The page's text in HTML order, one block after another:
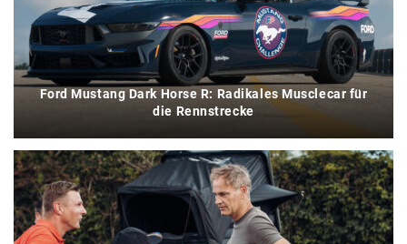
Ford Mustang Dark Horse R: Radikales Musclecar für
die Rennstrecke